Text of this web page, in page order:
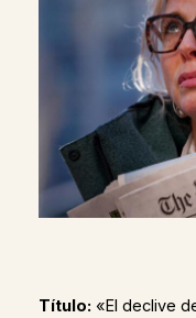
Título: «El declive